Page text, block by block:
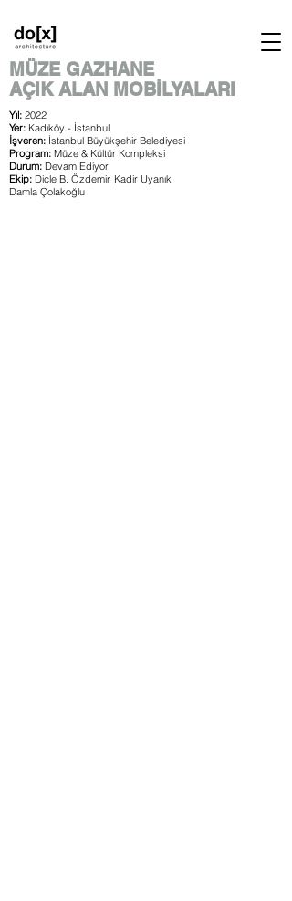
MÜZE GAZHANE
AÇIK ALAN MOBİLYALARI
Yıl: 2022
Yer: Kadıköy - İstanbul
İşveren: İstanbul Büyükşehir Belediyesi
Program: Müze & Kültür Kompleksi
Durum: Devam Ediyor
Ekip: Dicle B. Özdemir, Kadir Uyanık
Damla Çolakoğlu